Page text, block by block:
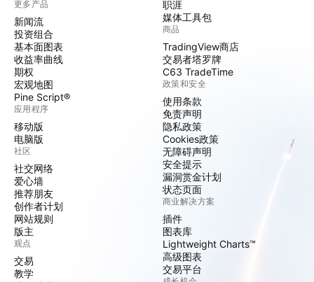
更多产品
新闻流
投资组合
基本面图表
收益率曲线
期权
宏观地图
Pine Script®
应用程序
移动版
电脑版
社区
社交网络
爱心墙
推荐朋友
创作者计划
网站规则
版主
观点
交易
教学
职涯
媒体工具包
商品
TradingView商店
交易者塔罗牌
C63 TradeTime
政策和安全
使用条款
免责声明
隐私政策
Cookies政策
无障碍声明
安全提示
漏洞赏金计划
状态页面
商业解决方案
插件
图表库
Lightweight Charts™
高级图表
交易平台